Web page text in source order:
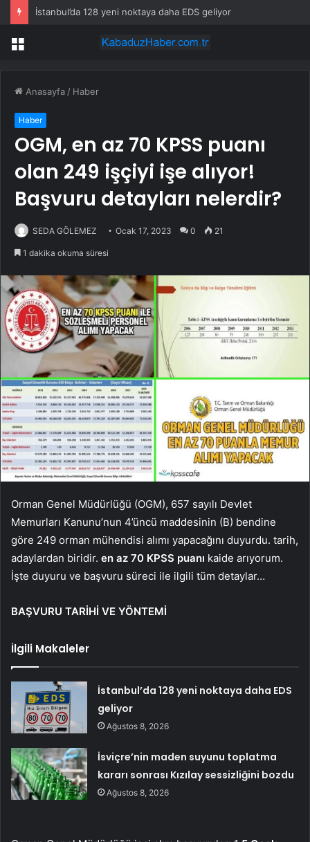
İstanbul’da 128 yeni noktaya daha EDS geliyor
Menü
Anasayfa / Haber
Haber
OGM, en az 70 KPSS puanı
olan 249 işçiyi işe alıyor!
Başvuru detayları nelerdir?
SEDA GÖLEMEZ Ocak 17, 2023 0 21
1 dakika okuma süresi
Orman Genel Müdürlüğü (OGM), 657 sayılı Devlet
Memurları Kanunu’nun 4’üncü maddesinin (B) bendine
göre 249 orman mühendisi alımı yapacağını duyurdu. tarih,
adaylardan biridir. en az 70 KPSS puanı kaide arıyorum.
İşte duyuru ve başvuru süreci ile ilgili tüm detaylar…
BAŞVURU TARİHİ VE YÖNTEMİ
İlgili Makaleler
İstanbul’da 128 yeni noktaya daha EDS
geliyor
Ağustos 8, 2026
İsviçre’nin maden suyunu toplatma
kararı sonrası Kızılay sessizliğini bozdu
Ağustos 8, 2026